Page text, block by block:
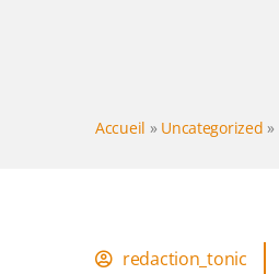
Accueil » Uncategorized »
redaction_tonic